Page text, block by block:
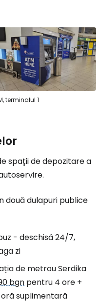
terminalul 1
spații de depozitare a
două dulapuri publice
- deschisă 24/7,
zi
de metrou Serdika
bgn pentru 4 ore +
suplimentară